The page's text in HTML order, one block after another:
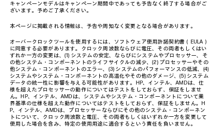
キャンペーンモデルはキャンペーン期間中であっても予告なく終了する場合がご
ざいます。予めご了承ください。
本ページに掲載される情報は、予告や周知なく変更となる場合があります。
オーバークロックツールを使用するには、ソフトウェア使用許諾契約書（EULA）
に同意する必要があります。クロック周波数ならびに電圧、その両者もしくはい
ずれか一方の変更は、(1) システムの安定、ならびにシステムやプロセッサー、そ
の他システム・コンポーネントのライフサイクルの減少、(2) プロセッサーやその
他システム・コンポーネントのエラー、(3) システムのパフォーマンスの低減、(4)
システムやシステム・コンポーネントの高温化やその他のダメージ、(5) システム
データの統一性に影響を与える可能性があります。HP、インテル、AMDは、仕
様を超えたプロセッサーの動作についてはテストをしておらず、保証をしませ
ん。HP、インテル、AMDは、システムやシステム・コンポーネントについて業
界基準の仕様を超えた動作についてはテストをしておらず、保証をしません。H
P、インテル、AMDは、プロセッサーならびにその他のシステム・コンポーネン
トについて、クロック周波数と電圧、その両者もしくはいずれか一方を変更して
使用した場合を含み、特定の使用用途に適合するという責任を負いません。